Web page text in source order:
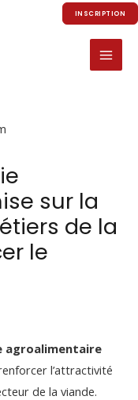
INSCRIPTION
sur la
de la
le
agroalimentaire
l’attractivité
de la viande.